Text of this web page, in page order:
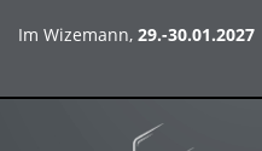
Im Wizemann, 29.-30.01.2027